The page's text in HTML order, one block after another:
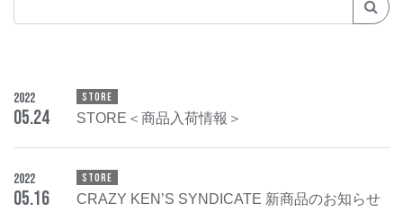
2022
05.24
STORE
STORE＜商品入荷情報＞
2022
05.16
STORE
CRAZY KEN’S SYNDICATE 新商品のお知らせ